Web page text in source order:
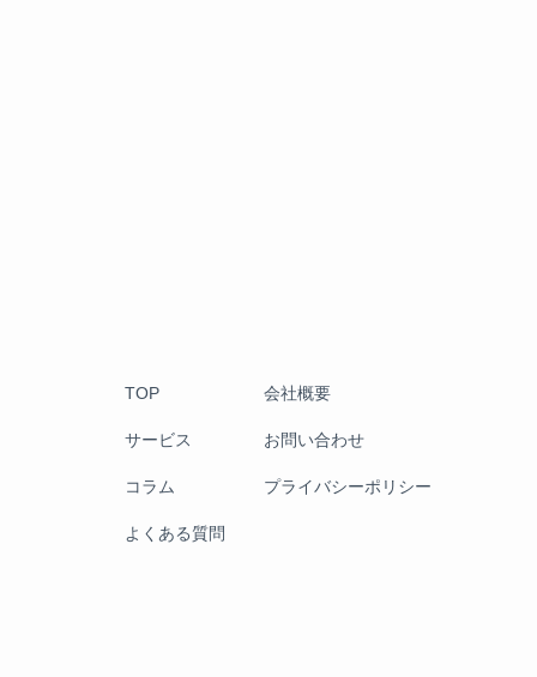
TOP
サービス
コラム
よくある質問
会社概要
お問い合わせ
プライバシーポリシー